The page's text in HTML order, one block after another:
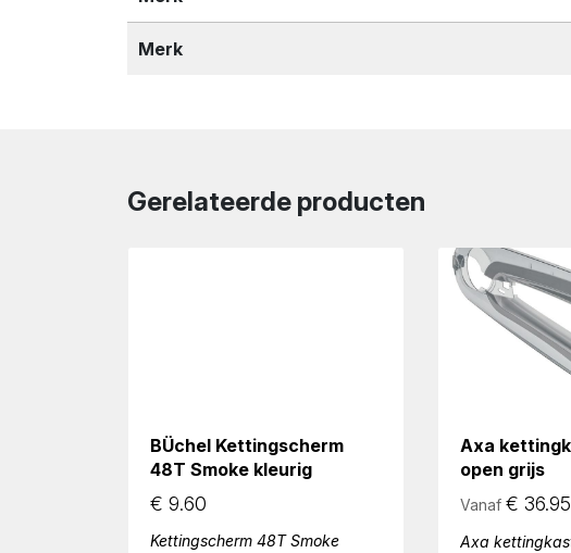
Merk
Gerelateerde producten
BÜchel Kettingscherm
48T Smoke kleurig
€ 9.60
Kettingscherm 48T Smoke
Axa
open grijs
Vanaf € 36.95
Axa